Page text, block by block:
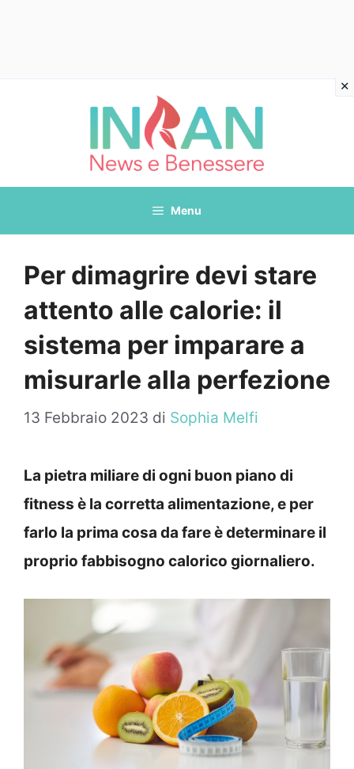
Menu
Per dimagrire devi stare
attento alle calorie: il
sistema per imparare a
misurarle alla perfezione
13 Febbraio 2023 di Sophia Melfi
La pietra miliare di ogni buon piano di
fitness è la corretta alimentazione, e per
farlo la prima cosa da fare è determinare il
proprio fabbisogno calorico giornaliero.